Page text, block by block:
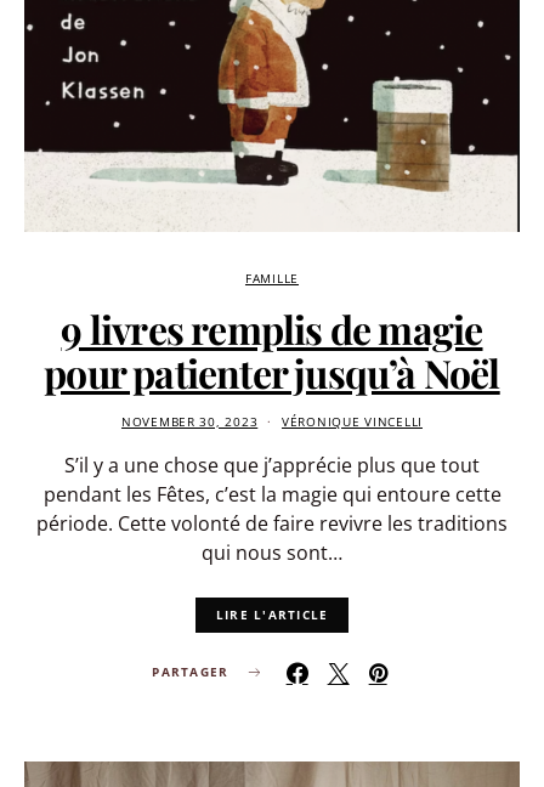
FAMILLE
9 livres remplis de magie
pour patienter jusqu’à Noël
NOVEMBER 30, 2023 VÉRONIQUE VINCELLI
S’il y a une chose que j’apprécie plus que tout
pendant les Fêtes, c’est la magie qui entoure cette
période. Cette volonté de faire revivre les traditions
qui nous sont…
LIRE L'ARTICLE
PARTAGER